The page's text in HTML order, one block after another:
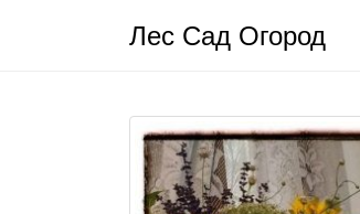
Лес Сад Огород